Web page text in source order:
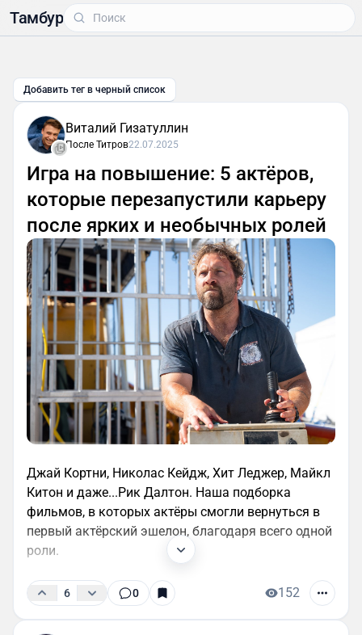
Тамбур
Добавить тег в черный список
Виталий Гизатуллин
После Титров22.07.2025
Игра на повышение: 5 актёров,
которые перезапустили карьеру
после ярких и необычных ролей
Джай Кортни, Николас Кейдж, Хит Леджер, Майкл
Китон и даже...Рик Далтон. Наша подборка
фильмов, в которых актёры смогли вернуться в
первый актёрский эшелон, благодаря всего одной
роли.
6 0 152